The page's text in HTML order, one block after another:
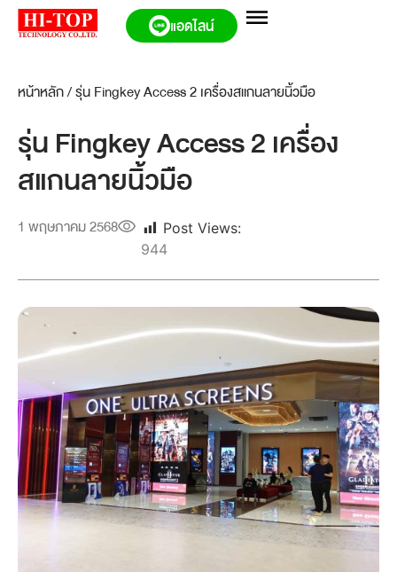
แอดไลน์
หน้าหลัก/รุ่น Fingkey Access 2 เครื่องสแกนลายนิ้วมือ
รุ่น Fingkey Access 2 เครื่อง
สแกนลายนิ้วมือ
1 พฤษภาคม 2568
Post Views:
944